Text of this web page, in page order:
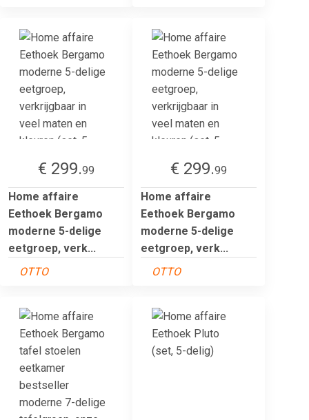
€ 299.99
Home affaire
Eethoek Bergamo
moderne 5-delige
eetgroep, verk...
OTTO
€ 299.99
Home affaire
Eethoek Bergamo
moderne 5-delige
eetgroep, verk...
OTTO